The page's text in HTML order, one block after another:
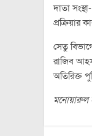
দাতা
প্রক্রিয়ার
সেতু
রাজিব
অতিরিক্ত
মনোয়ারুল